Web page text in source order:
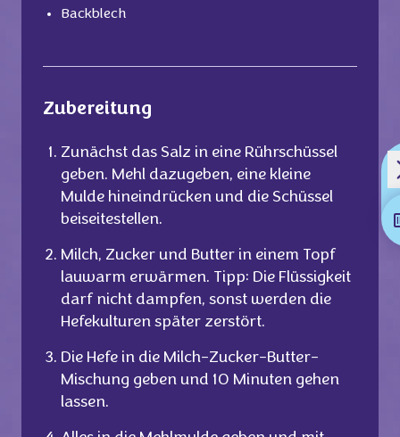
Backblech
Zubereitung
Zunächst das Salz in eine Rührschüssel
geben. Mehl dazugeben, eine kleine
Mulde hineindrücken und die Schüssel
beiseitestellen.
Milch, Zucker und Butter in einem Topf
lauwarm erwärmen. Tipp: Die Flüssigkeit
darf nicht dampfen, sonst werden die
Hefekulturen später zerstört.
Die Hefe in die Milch-Zucker-Butter-
Mischung geben und 10 Minuten gehen
lassen.